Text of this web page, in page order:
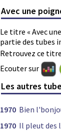
Avec une
Le titre « Avec
partie des tubes
Retrouvez ce
Ecouter sur
Les autres
1970 Bien
1970 Il pleut des